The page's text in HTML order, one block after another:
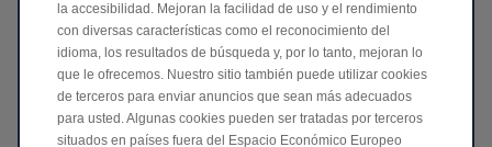
Consentimiento
Habiendo leído y entendido esta Política de Privacidad
[https://www.leapmotor.net/es/privacy-policy], doy mi
la accesibilidad. Mejoran la facilidad de uso y el rendimiento
con diversas características como el reconocimiento del
idioma, los resultados de búsqueda y, por lo tanto, mejoran lo
que le ofrecemos. Nuestro sitio también puede utilizar cookies
de terceros para enviar anuncios que sean más adecuados
para usted. Algunas cookies pueden ser tratadas por terceros
situados en países fuera del Espacio Económico Europeo